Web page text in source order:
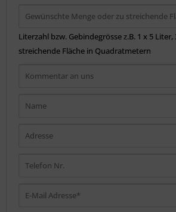
Literzahl bzw. Gebindegrösse z.B. 1 x 5
streichende Fläche in Quadratmetern